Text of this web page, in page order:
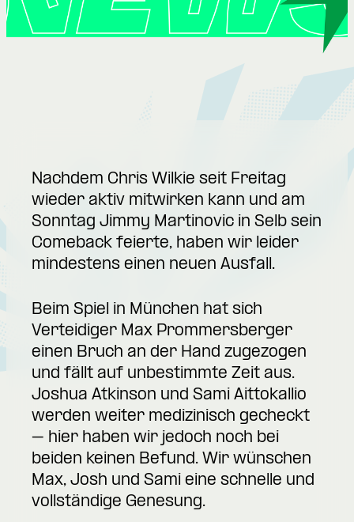
Nachdem Chris Wilkie seit Freitag
wieder aktiv mitwirken kann und am
Sonntag Jimmy Martinovic in Selb sein
Comeback feierte, haben wir leider
mindestens einen neuen Ausfall.
Beim Spiel in München hat sich
Verteidiger Max Prommersberger
einen Bruch an der Hand zugezogen
und fällt auf unbestimmte Zeit aus.
Joshua Atkinson und Sami Aittokallio
werden weiter medizinisch gecheckt
– hier haben wir jedoch noch bei
beiden keinen Befund. Wir wünschen
Max, Josh und Sami eine schnelle und
vollständige Genesung.